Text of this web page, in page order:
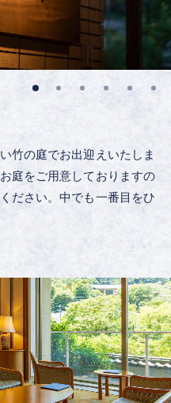
竹の庭でお出迎えいたしま
庭をご用意しておりますの
ださい。中でも一番目をひ